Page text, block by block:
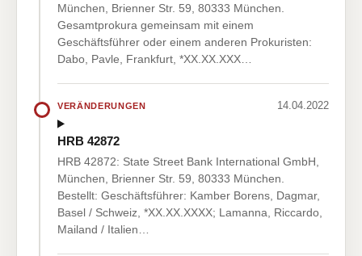
München, Brienner Str. 59, 80333 München.
Gesamtprokura gemeinsam mit einem
Geschäftsführer oder einem anderen Prokuristen:
Dabo, Pavle, Frankfurt, *XX.XX.XXX…
VERÄNDERUNGEN 14.04.2022
HRB 42872
HRB 42872: State Street Bank International GmbH,
München, Brienner Str. 59, 80333 München.
Bestellt: Geschäftsführer: Kamber Borens, Dagmar,
Basel / Schweiz, *XX.XX.XXXX; Lamanna, Riccardo,
Mailand / Italien…